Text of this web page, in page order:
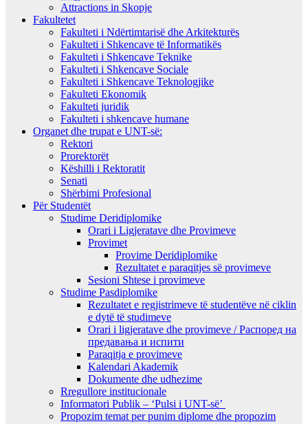
Attractions in Skopje
Fakultetet
Fakulteti i Ndërtimtarisë dhe Arkitekturës
Fakulteti i Shkencave të Informatikës
Fakulteti i Shkencave Teknike
Fakulteti i Shkencave Sociale
Fakulteti i Shkencave Teknologjike
Fakulteti Ekonomik
Fakulteti juridik
Fakulteti i shkencave humane
Organet dhe trupat e UNT-së:
Rektori
Prorektorët
Këshilli i Rektoratit
Senati
Shërbimi Profesional
Për Studentët
Studime Deridiplomike
Orari i Ligjeratave dhe Provimeve
Provimet
Provime Deridiplomike
Rezultatet e paraqitjes së provimeve
Sesioni Shtese i provimeve
Studime Pasdiplomike
Rezultatet e regjistrimeve të studentëve në ciklin
e dytë të studimeve
Orari i ligjeratave dhe provimeve / Распоред на
предавањa и испити
Paraqitja e provimeve
Kalendari Akademik
Dokumente dhe udhezime
Rregullore institucionale
Informatori Publik – ‘Pulsi i UNT-së’
Propozim temat per punim diplome dhe propozim